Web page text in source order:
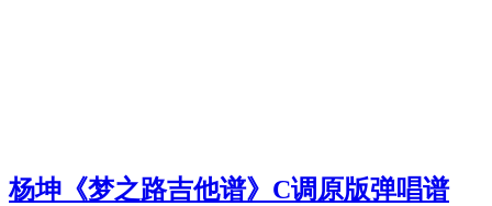
杨坤《梦之路吉他谱》C调原版弹唱谱